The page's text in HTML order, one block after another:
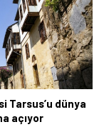
yangınlarına karşı
Tarsus’u dünya
açıyor